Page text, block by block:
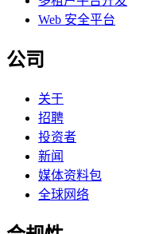
Web 安全平台
公司
关于
招聘
投资者
新闻
媒体资料包
全球网络